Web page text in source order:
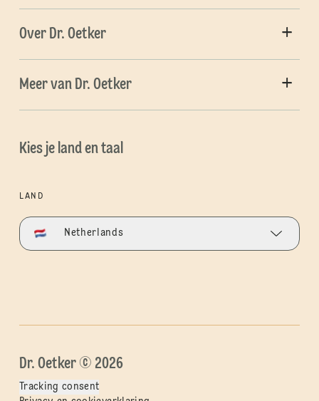
Over Dr. Oetker
Meer van Dr. Oetker
Kies je land en taal
LAND
Netherlands
Dr. Oetker © 2026
Tracking consent